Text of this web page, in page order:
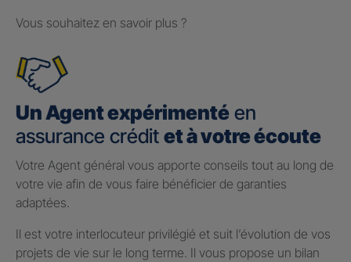
Vous souhaitez en savoir plus ?
Un Agent expérimenté en
assurance crédit et à votre écoute
Votre Agent général vous apporte conseils tout au long de
votre vie afin de vous faire bénéficier de garanties
adaptées.
Il est votre interlocuteur privilégié et suit l’évolution de vos
projets de vie sur le long terme. Il vous propose un bilan